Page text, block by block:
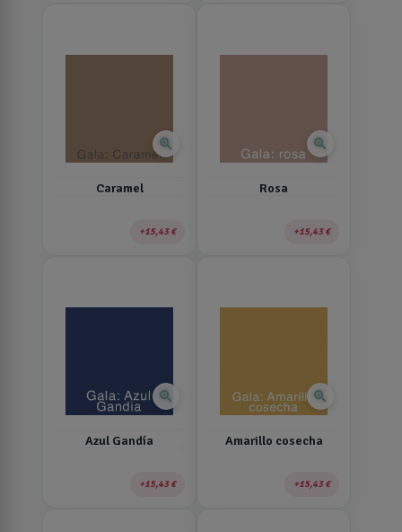
zoom_in
Caramel
15,43 €
zoom_in
Rosa
15,43 €
zoom_in
Azul Gandía
15,43 €
zoom_in
Amarillo cosecha
15,43 €